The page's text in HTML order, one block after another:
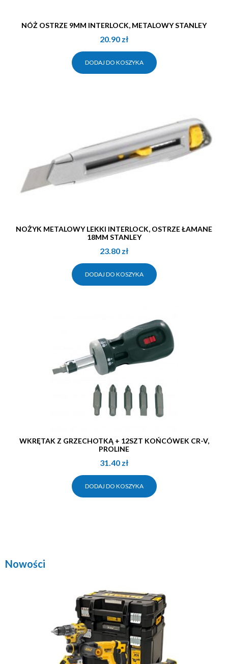
NÓŻ OSTRZE 9MM INTERLOCK, METALOWY STANLEY
20.90 zł
DODAJ DO KOSZYKA
NOŻYK METALOWY LEKKI INTERLOCK, OSTRZE ŁAMANE
18MM STANLEY
23.80 zł
DODAJ DO KOSZYKA
WKRĘTAK Z GRZECHOTKĄ + 12SZT KOŃCÓWEK CR-V,
PROLINE
31.40 zł
DODAJ DO KOSZYKA
Nowości